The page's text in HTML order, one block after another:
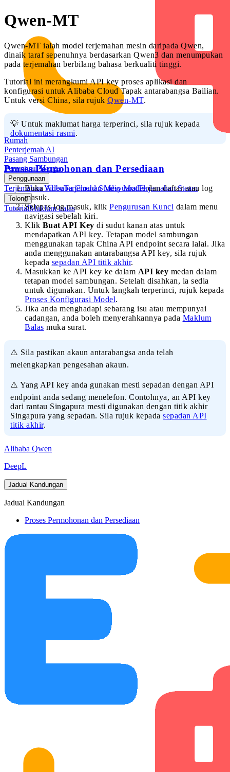
Rumah
Penterjemah AI
Pasang Sambungan
Penentuan Harga
Penggunaan
Terjemahan VideoTerjemahan MesyuaratTerjemahan Steam
Tolong
TutorialMaklum balas
Qwen-MT
Qwen-MT ialah model terjemahan mesin daripada Qwen,
dinaik taraf sepenuhnya berdasarkan Qwen3 dan menumpukan
pada terjemahan berbilang bahasa berkualiti tinggi.
Tutorial ini merangkumi API key proses aplikasi dan
konfigurasi untuk Alibaba Cloud Tapak antarabangsa Bailian.
Untuk versi China, sila rujuk Qwen-MT.
💡 Untuk maklumat harga terperinci, sila rujuk kepada
dokumentasi rasmi.
Proses Permohonan dan Persediaan
BukaAlibaba Cloud Studio Modeldan daftar atau log
masuk.
Selepas log masuk, klik Pengurusan Kunci dalam menu
navigasi sebelah kiri.
Klik Buat API Key di sudut kanan atas untuk
mendapatkan API key. Tetapan model sambungan
menggunakan tapak China API endpoint secara lalai. Jika
anda menggunakan antarabangsa API key, sila rujuk
kepada sepadan API titik akhir.
Masukkan ke API key ke dalam API key medan dalam
tetapan model sambungan. Setelah disahkan, ia sedia
untuk digunakan. Untuk langkah terperinci, rujuk kepada
Proses Konfigurasi Model.
Jika anda menghadapi sebarang isu atau mempunyai
cadangan, anda boleh menyerahkannya pada Maklum
Balas muka surat.
⚠️ Sila pastikan akaun antarabangsa anda telah
melengkapkan pengesahan akaun.
⚠️ Yang API key anda gunakan mesti sepadan dengan API
endpoint anda sedang menelefon. Contohnya, an API key
dari rantau Singapura mesti digunakan dengan titik akhir
Singapura yang sepadan. Sila rujuk kepada sepadan API
titik akhir.
Alibaba Qwen
DeepL
Jadual Kandungan
Jadual Kandungan
Proses Permohonan dan Persediaan